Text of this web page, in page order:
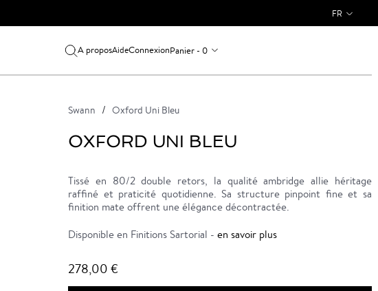
FR
A proposAideConnexionPanier - 0
Swann Oxford Uni Bleu
OXFORD UNI BLEU
Tissé en 80/2 double retors, la qualité ambridge allie héritage
raffiné et praticité quotidienne. Sa structure pinpoint fine et sa
finition mate offrent une élégance décontractée.
Disponible en Finitions Sartorial - en savoir plus
278,00 €